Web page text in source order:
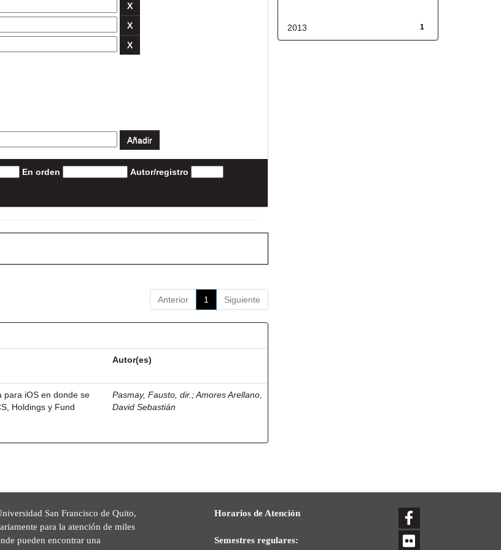
En orden Autor/registro
Anterior 1 Siguiente
Autor(es)
para iOS en donde se
Holdings y Fund
Pasmay, Fausto, dir. ;Amores Arellano,
David Sebastián
1
2013
San Francisco de Quito,
para la atención de miles
pueden encontrar una
Horarios de Atención
Semestres regulares: